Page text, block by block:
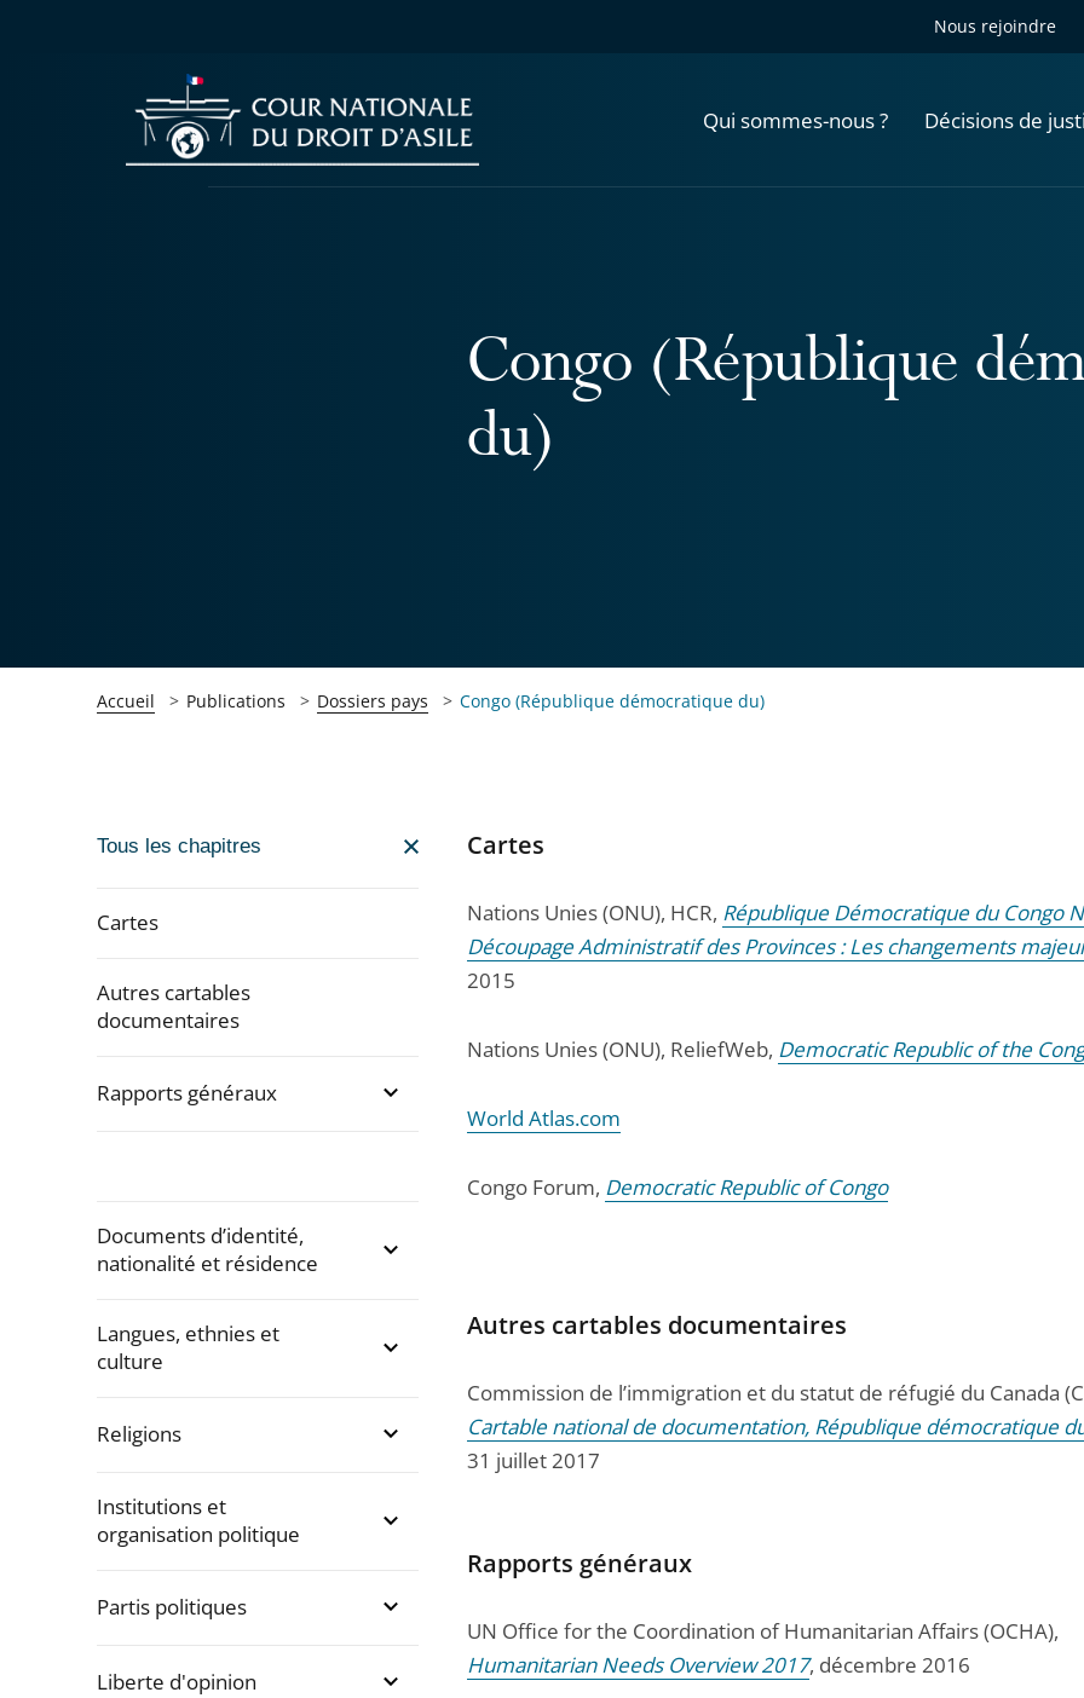
Nous rejoindre
Qui sommes-nous ? Décisions de
Congo (République
du)
Accueil Publications Dossiers pays Congo (République démocratique du)
Passer
navigation
l'article
pour
après
Tous les chapitres
Cartes
Autres cartables
documentaires
Rapports généraux
Documents d’identité,
nationalité et résidence
Langues, ethnies et
culture
Religions
Institutions et
organisation politique
Partis politiques
Liberte d'opinion
Cartes
Nations Unies (ONU), HCR, République Démocratique du Congo
Découpage Administratif des Provinces : Les changements
2015
Nations Unies (ONU), ReliefWeb, Democratic Republic of the
World Atlas.com
Congo Forum, Democratic Republic of Congo
Autres cartables documentaires
Commission de l’immigration et du statut de réfugié du Canada
Cartable national de documentation, République démocratique
31 juillet 2017
Rapports généraux
UN Office for the Coordination of Humanitarian Affairs (OCHA),
Humanitarian Needs Overview 2017, décembre 2016